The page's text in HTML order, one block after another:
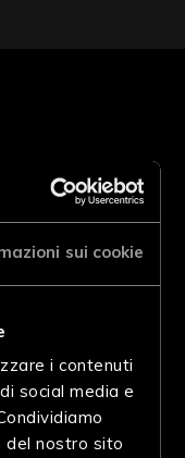
sui cookie
i contenuti
social media e
del nostro sito